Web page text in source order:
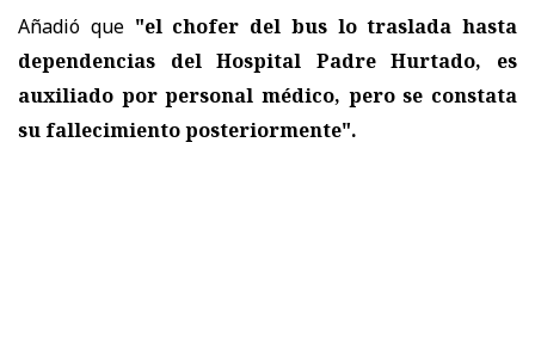
Añadió que "el chofer del bus lo traslada hasta
dependencias del Hospital Padre Hurtado, es
auxiliado por personal médico, pero se constata
su fallecimiento posteriormente".